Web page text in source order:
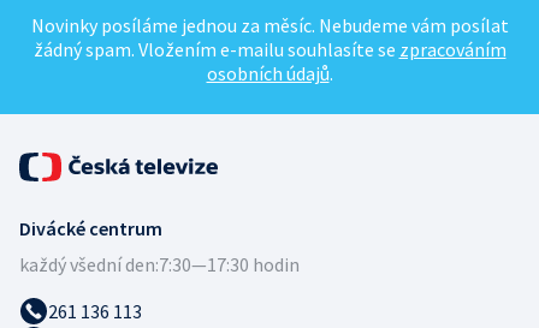
Novinky posíláme jednou za měsíc. Nebudeme vám posílat
žádný spam. Vložením e-mailu souhlasíte se zpracováním
osobních údajů.